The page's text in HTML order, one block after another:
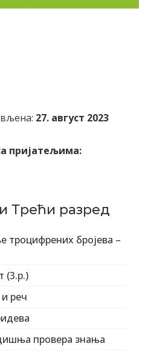
27. август 2023
пријатељима:
Трећи разред
троцифрених бројева –
(3.р.)
и реч
провера знања